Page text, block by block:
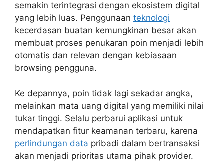
semakin terintegrasi dengan ekosistem digital
yang lebih luas. Penggunaan teknologi
kecerdasan buatan kemungkinan besar akan
membuat proses penukaran poin menjadi lebih
otomatis dan relevan dengan kebiasaan
browsing pengguna.
Ke depannya, poin tidak lagi sekadar angka,
melainkan mata uang digital yang memiliki nilai
tukar tinggi. Selalu perbarui aplikasi untuk
mendapatkan fitur keamanan terbaru, karena
perlindungan data pribadi dalam bertransaksi
akan menjadi prioritas utama pihak provider.